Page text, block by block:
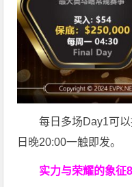
每日多场Day1可
日晚20:00一触即发。
实力与荣耀的象征